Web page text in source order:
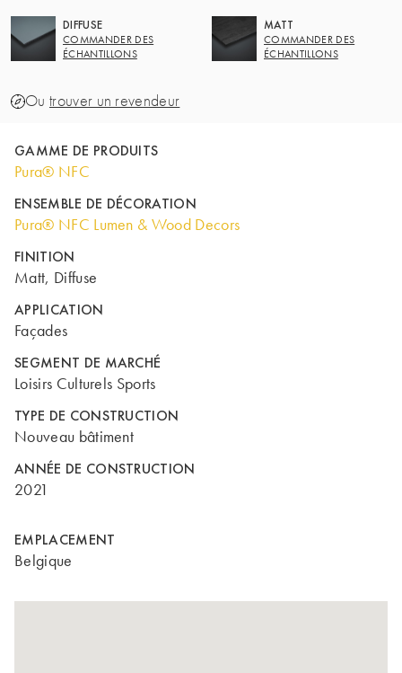
DIFFUSE
COMMANDER DES
ÉCHANTILLONS
MATT
COMMANDER DES
ÉCHANTILLONS
Ou trouver un revendeur
GAMME DE PRODUITS
Pura® NFC
ENSEMBLE DE DÉCORATION
Pura® NFC Lumen & Wood Decors
FINITION
Matt, Diffuse
APPLICATION
Façades
SEGMENT DE MARCHÉ
Loisirs Culturels Sports
TYPE DE CONSTRUCTION
Nouveau bâtiment
ANNÉE DE CONSTRUCTION
2021
EMPLACEMENT
Belgique